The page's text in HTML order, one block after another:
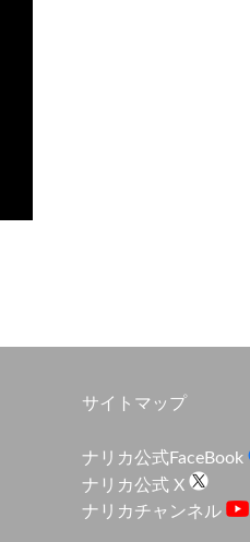
サイトマップ
ナリカ公式FaceBook
ナリカ公式 X
ナリカチャンネル